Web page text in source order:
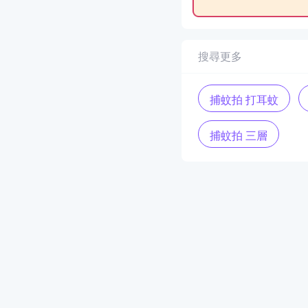
搜尋更多
捕蚊拍 打耳蚊
捕蚊拍 三層